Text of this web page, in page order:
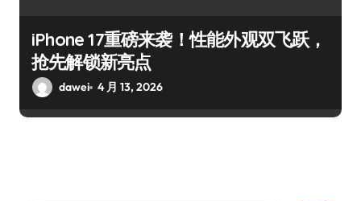
iPhone 17重磅来袭！性能外观双飞跃，
抢先解锁新亮点
dawei 4 月 13, 2026